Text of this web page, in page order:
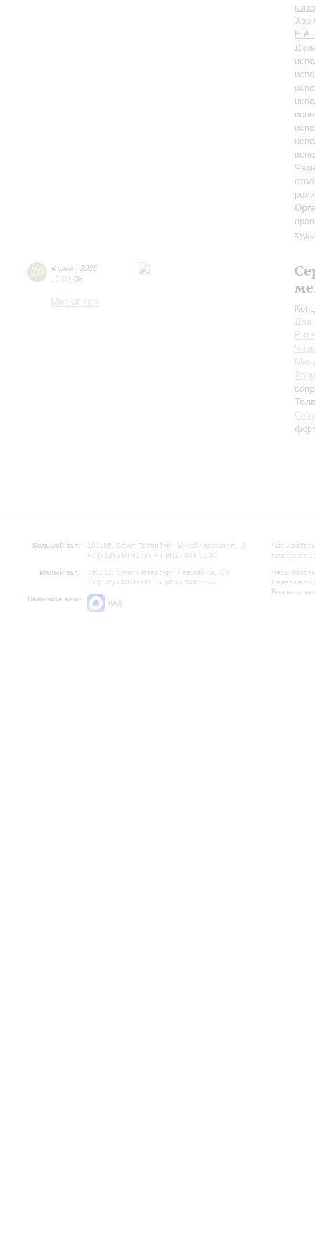
Хор
Н.А.
20 апреля 2025
15:00 Вс
Малый зал
Для
Большой зал:
191186, Санкт-Петербург, Михайловская ул., 2
+7 (812) 240-01-00, +7 (812) 240-01-80
Малый зал:
191011, Санкт-Петербург, Невский пр., 30
+7 (812) 240-01-00, +7 (812) 240-01-70
Напишите нам:
MAX
Часы
Перерыв с
Часы
Перерыв с
Вопросы